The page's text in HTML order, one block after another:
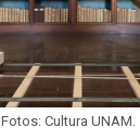
Fotos: Cultura UNAM.